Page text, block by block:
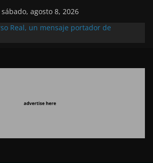
sábado, agosto 8, 2026
Real, un mensaje portador de
al servicio de los grandes proyectos de
gracias a una visión estratégica